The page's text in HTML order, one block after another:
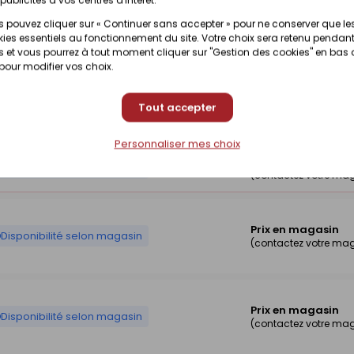
pouvez cliquer sur « Continuer sans accepter » pour ne conserver que
essentiels au fonctionnement du site. Votre choix sera retenu pendant
et vous pourrez à tout moment cliquer sur "Gestion des cookies" en bas
modifier vos choix.
Tout accepter
Personnaliser mes choix
Disponibilité selon magasin (contactez votre
Disponibilité selon magasin
(contactez votre
Disponibilité selon magasin Prix en magasin
(contactez votre
Disponibilité selon magasin Prix en magasin
(contactez votre